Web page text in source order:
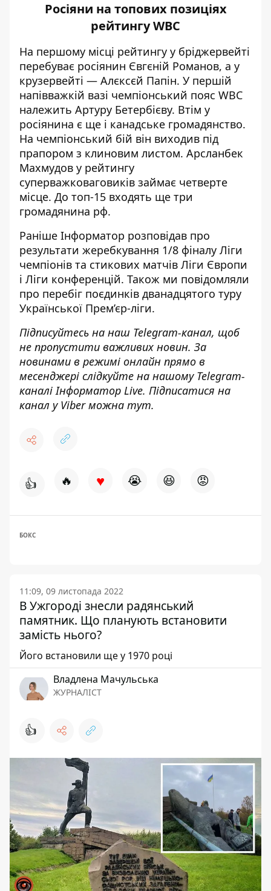
Росіяни на топових позиціях
рейтингуWBC
На першому місці рейтингу у бріджервейті
перебуває росіянин Євгєній Романов, а у
крузервейті — Алєксєй Папін. У першій
напівважкій вазі чемпіонський пояс WBC
належить Артуру Бетербієву. Втім у
росіянина є ще і канадське громадянство.
На чемпіонський бій він виходив під
прапором з клиновим листом. Арсланбек
Махмудов у рейтингу
суперважковаговиків займає четверте
місце. До топ-15 входять ще три
громадянина рф.
Раніше Інформатор розповідав про
результати жеребкування 1/8 фіналу Ліги
чемпіонів та стикових матчів Ліги Європи
і Ліги конференцій. Також ми повідомляли
про перебіг поєдинків дванадцятого туру
Української Прем’єр-ліги.
Підписуйтесь на наш Telegram-канал, щоб
не пропустити важливих новин. За
новинами в режимі онлайн прямо в
месенджері слідкуйте на нашому Telegram-
каналіІнформатор Live. Підписатися на
канал у Viber можна тут.
👍 🔥 ♥ 😭 😆 😡
БОКС
11:09, 09 листопада 2022
В Ужгороді знесли радянський
памятник. Що планують встановити
замість нього?
Його встановили ще у 1970 році
Владлена Мачульська
ЖУРНАЛІСТ
👍